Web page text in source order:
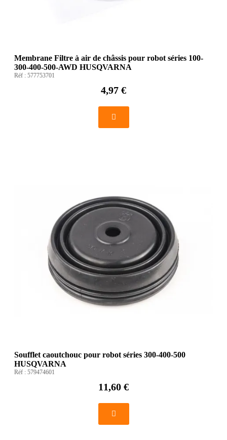
Membrane Filtre à air de châssis pour robot séries 100-
300-400-500-AWD HUSQVARNA
Réf : 577753701
4,97 €
Soufflet caoutchouc pour robot séries 300-400-500
HUSQVARNA
Réf : 579474601
11,60 €